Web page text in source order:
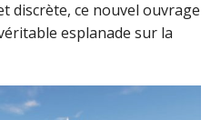
discrète, ce nouvel ouvrage
esplanade sur la